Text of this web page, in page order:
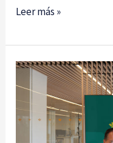
el
2026
Leer más »
AMEDNA-
NEEZE
y
Acción